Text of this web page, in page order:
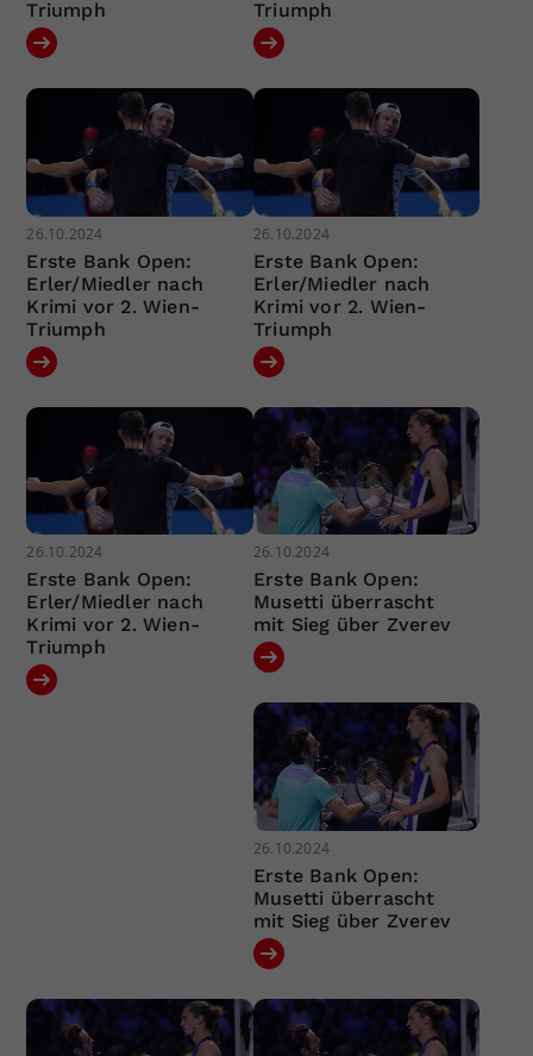
Triumph
Triumph
26.10.2024
Erste Bank Open:
Erler/Miedler nach
Krimi vor 2. Wien-
Triumph
26.10.2024
Erste Bank Open:
Erler/Miedler nach
Krimi vor 2. Wien-
Triumph
26.10.2024
Erste Bank Open:
Erler/Miedler nach
Krimi vor 2. Wien-
Triumph
26.10.2024
Erste Bank Open:
Musetti überrascht
mit Sieg über Zverev
26.10.2024
Erste Bank Open:
Musetti überrascht
mit Sieg über Zverev